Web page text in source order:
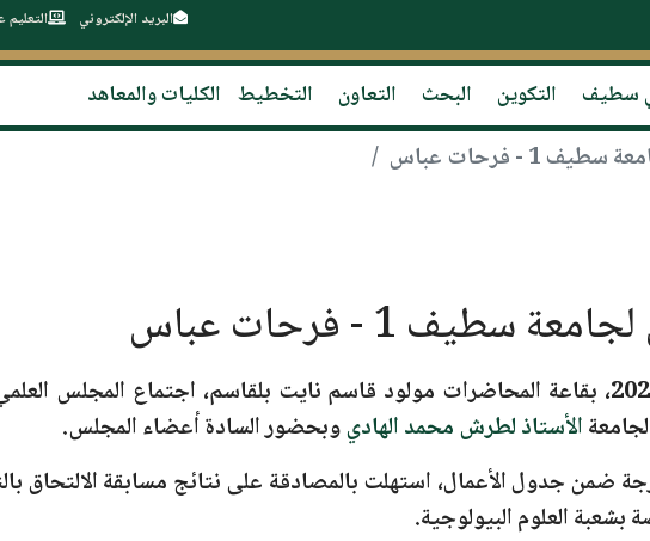
البريد الإلكتروني
سطيف التكوين البحث التعاون التخطيط الكليات والمعاهد
1 - فرحات عباس
سطيف 1 - فرحات عباس
، بقاعة المحاضرات مولود قاسم نايت بلقاسم، اجتماع المجلس
الأستاذ لطرش محمد الهاديوبحضور السادة أعضاء المجلس.
ضمن جدول الأعمال، استهلت بالمصادقة على نتائج مسابقة الالتحاق
بشعبة العلوم البيولوجية.